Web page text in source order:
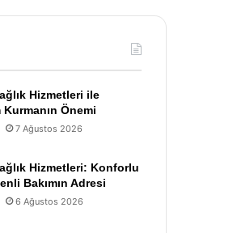
Hizmetleri ile
Önemi
7 Ağustos 2026
Hizmetleri: Konforlu
Bakımın Adresi
6 Ağustos 2026